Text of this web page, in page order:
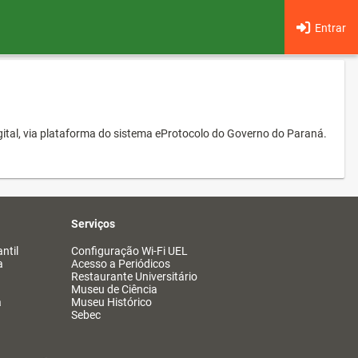
Entrar
via plataforma do sistema eProtocolo do Governo do Paraná.
Serviços
Configuração Wi-Fi UEL
Acesso a Periódicos
Restaurante Universitário
Museu de Ciência
Museu Histórico
Sebec